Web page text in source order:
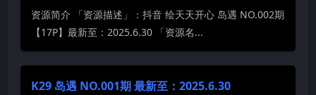
资源简介 「资源描述」：抖音 绘天天开心 岛遇 NO.002期
【17P】最新至：2025.6.30 「资源名...
K29 岛遇 NO.001期 最新至：2025.6.30